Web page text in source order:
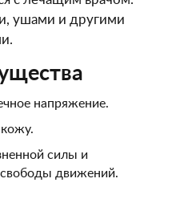
ушами и другими
напряжение.
силы и
движений.